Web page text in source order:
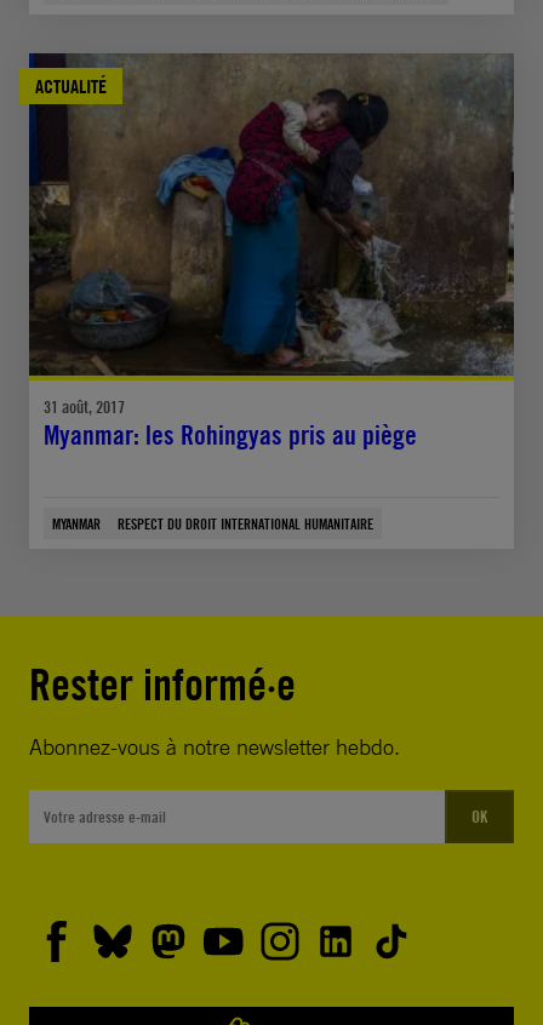
ACTUALITÉ
31 août, 2017
Myanmar: les Rohingyas pris au piège
MYANMAR RESPECT DU DROIT INTERNATIONAL HUMANITAIRE
Rester informé·e
Abonnez-vous à notre newsletter hebdo.
OK